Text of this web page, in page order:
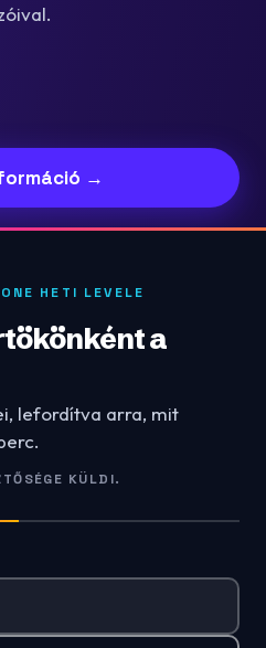
→
HETI LEVELE
a
lefordítva arra, mit
KÜLDI.